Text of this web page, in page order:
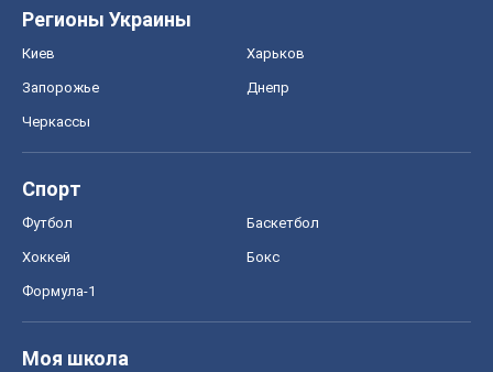
Регионы Украины
Киев Харьков
Запорожье Днепр
Черкассы
Спорт
Футбол Баскетбол
Хоккей Бокс
Формула-1
Моя школа